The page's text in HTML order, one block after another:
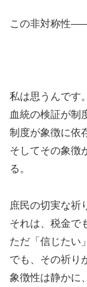
この非対称性
私は思うんです。
血統の検証が制
制度が象徴に依
そしてその象徴
る。
庶民の切実な祈
それは、税金で
ただ「信じたい
でも、その祈り
象徴性は静かに